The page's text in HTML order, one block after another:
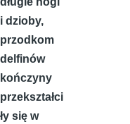
i dzioby,
przodkom
delfinów
kończyny
przekształci
ły się w